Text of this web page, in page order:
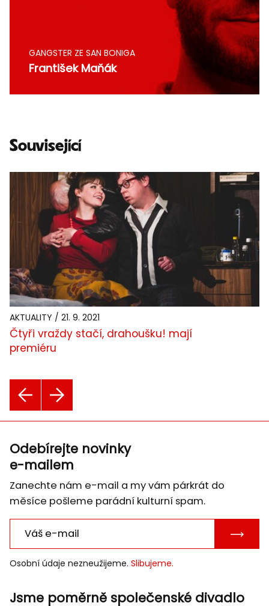
GANGSTER ZE SAN BONIGA
František Maňák
Související
AKTUALITY / 21. 9. 2021
Čtyři vraždy stačí, drahoušku! mají
premiéru
Odebírejte novinky
e-mailem
Zanechte nám e-mail a my vám párkrát do
měsíce pošleme parádní kulturní spam.
E-
Osobní údaje nezneužijeme. Slibujeme.
Jsme poměrně společenské divadlo
Brzy na viděnou
© 2026 Horácke divadlo Jihlava
Ochrana osobních údajů
Cookies
Prohlášení o přístupnosti